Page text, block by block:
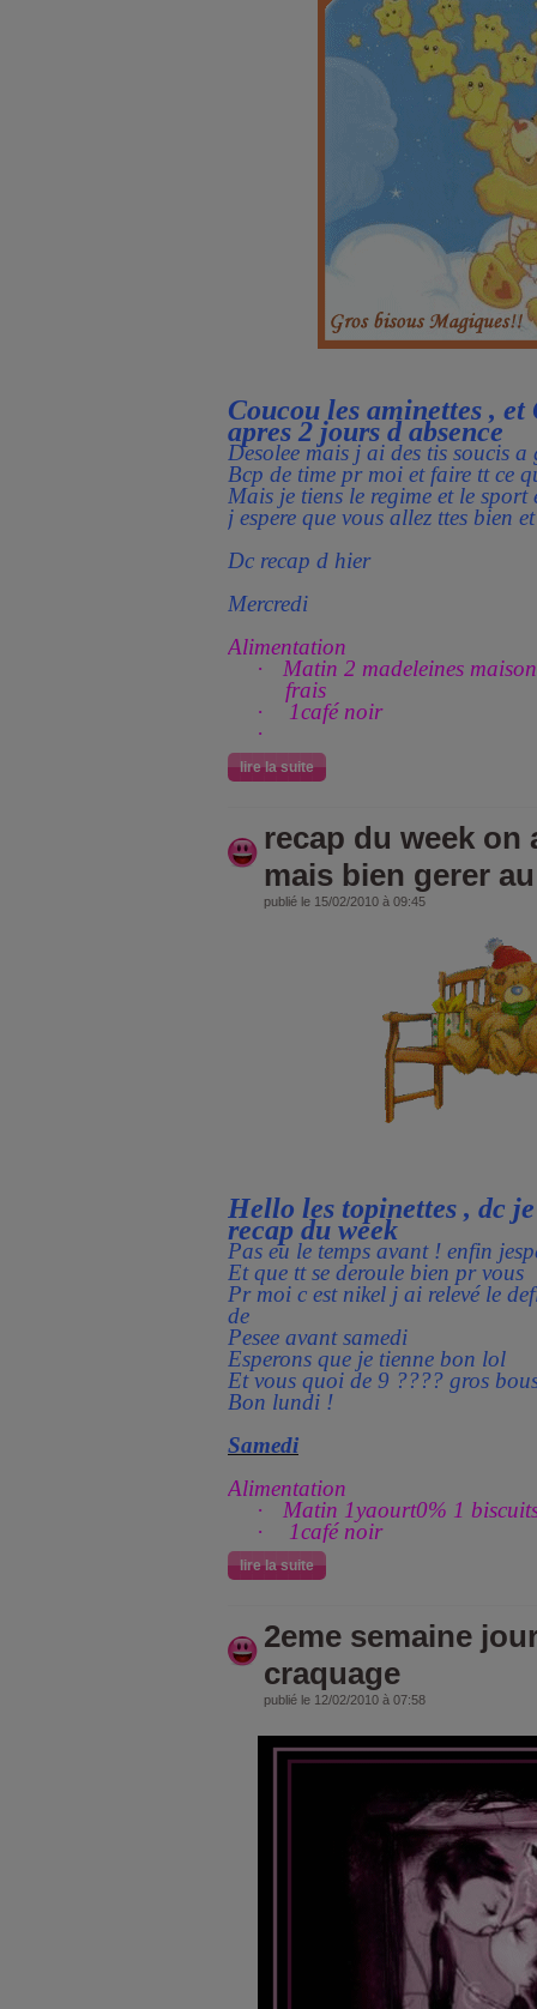
Coucou les aminettes ,
apres 2 jours d absence
Desolee mais j ai des tis soucis
Bcp de time pr moi et faire tt ce
Mais je tiens le regime et le
j espere que vous allez ttes bien
Dc recap d hier
Mercredi
Alimentation
·
Matin 2 madeleines
frais
·
1café noir
·
lire la suite
recap du week on
mais bien gerer
publié le 15/02/2010 à 09:45
Hello les topinettes , dc
recap du week
Pas eu le temps avant ! enfin
Et que tt se deroule bien pr vous
Pr moi c est nikel j ai relevé le
de
Pesee avant samedi
Esperons que je tienne bon lol
Et vous quoi de 9 ???? gros
Bon lundi !
Samedi
Alimentation
·
Matin 1yaourt0% 1
·
1café noir
lire la suite
2eme semaine
craquage
publié le 12/02/2010 à 07:58